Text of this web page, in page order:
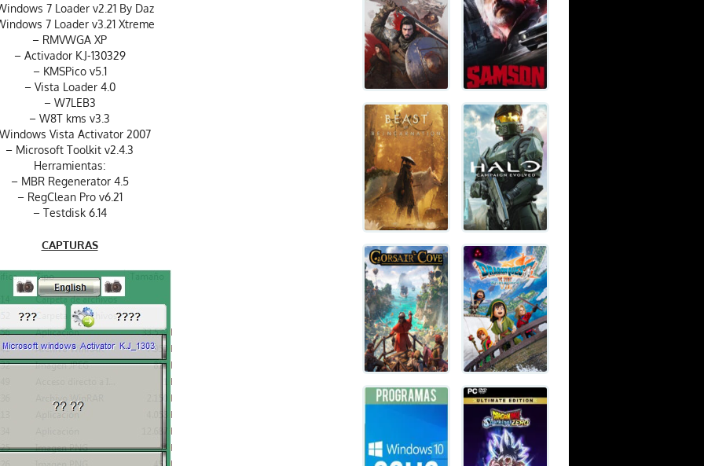
7 Loader v2.21 By Daz
7 Loader v3.21 Xtreme
– RMVWGA XP
– Activador K.J-130329
– KMSPico v5.1
– Vista Loader 4.0
– W7LEB3
– W8T kms v3.3
Vista Activator 2007
– Microsoft Toolkit v2.4.3
Herramientas:
– MBR Regenerator 4.5
– RegClean Pro v6.21
– Testdisk 6.14
CAPTURAS